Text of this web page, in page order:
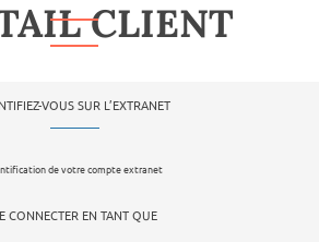
CLIENT
VOUS SUR L’EXTRANET
de votre compte extranet
CONNECTER EN TANT QUE